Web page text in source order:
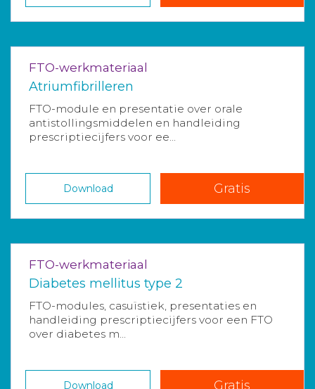
FTO-werkmateriaal
Atriumfibrilleren
FTO-module en presentatie over orale
antistollingsmiddelen en handleiding
prescriptiecijfers voor ee...
Download Gratis
FTO-werkmateriaal
Diabetes mellitus type 2
FTO-modules, casuïstiek, presentaties en
handleiding prescriptiecijfers voor een FTO
over diabetes m...
Download Gratis